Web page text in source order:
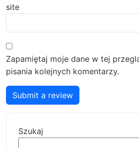
site
Zapamiętaj moje dane w tej
pisania kolejnych komentarzy.
Submit a review
Szukaj